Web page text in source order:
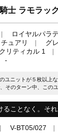
士 ラモラック
ロイヤルパラ
ュアリ
グ
クリティカル 1
-
ユニットが５枚以上
そのターン中、この
ることなく。それ
V-BT05/027